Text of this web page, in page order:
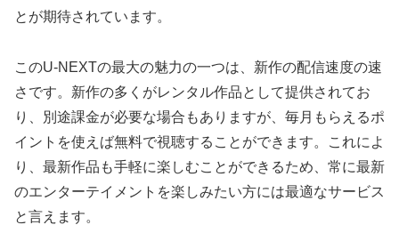
とが期待されています。
このU-NEXTの最大の魅力の一つは、新作の配信速度の速
さです。新作の多くがレンタル作品として提供されてお
り、別途課金が必要な場合もありますが、毎月もらえるポ
イントを使えば無料で視聴することができます。これによ
り、最新作品も手軽に楽しむことができるため、常に最新
のエンターテイメントを楽しみたい方には最適なサービス
と言えます。